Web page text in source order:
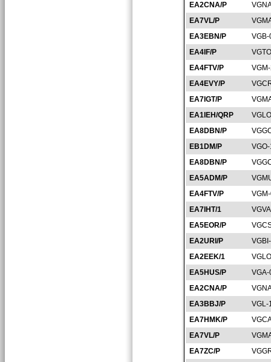
EA2CNA/P
EA7VL/P
EA3EBN/P
EA4IF/P
EA4FTV/P
EA4EVY/P
EA7IGT/P
EA1IEH/QRP
EA8DBN/P
EB1DM/P
EA8DBN/P
EA5ADM/P
EA4FTV/P
EA7IHT/1
EA5EOR/P
EA2URI/P
EA2EEK/1
EA5HUS/P
EA2CNA/P
EA3BBJ/P
VGL-
EA7HMK/P
EA7VL/P
EA7ZC/P